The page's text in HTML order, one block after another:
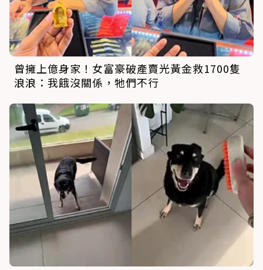
曾擁上億身家！女富豪破產賣光黃金救1700隻
浪浪：我餓沒關係，牠們不行